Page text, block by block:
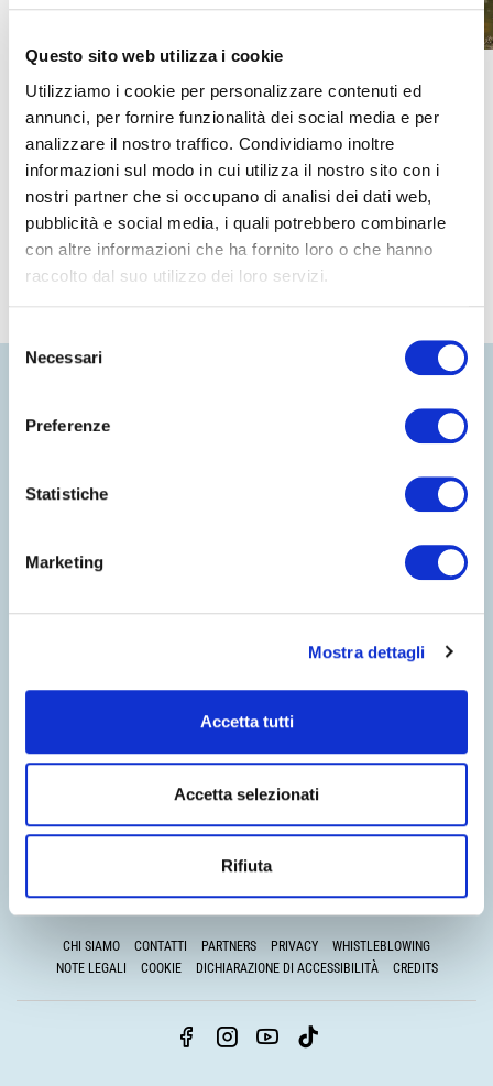
Questo sito web utilizza i cookie
Utilizziamo i cookie per personalizzare contenuti ed
annunci, per fornire funzionalità dei social media e per
analizzare il nostro traffico. Condividiamo inoltre
informazioni sul modo in cui utilizza il nostro sito con i
nostri partner che si occupano di analisi dei dati web,
pubblicità e social media, i quali potrebbero combinarle
con altre informazioni che ha fornito loro o che hanno
raccolto dal suo utilizzo dei loro servizi.
delNecessari
Preferenze
Statistiche
Marketing
Mostra dettagli
Accetta tutti
Accetta selezionati
Rifiuta
PREC
Scopri gli animali di Oltremare
Biodiversità
BENVENUTI NEL MONDO DICOSTA EDUTAINMENT
©Oltremare- P.iva 03362540100 - REA 333033
CHI SIAMO CONTATTI PARTNERS PRIVACY
WHISTLEBLOWING
NOTE LEGALI
COOKIE DICHIARAZIONE DI ACCESSIBILITÀ CREDITS